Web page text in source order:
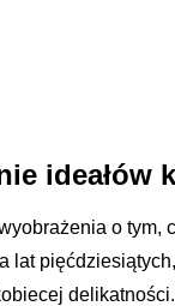
ideałów
o
lat